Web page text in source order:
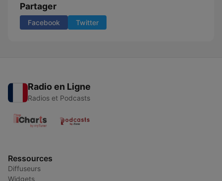
Partager
Facebook Twitter
Radio en Ligne
Radios et Podcasts
Ressources
Diffuseurs
Widgets